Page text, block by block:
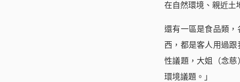
在自然環境、親近土
還有一區是食品類
西，都是客人用過
性議題，大姐（念慈
環境議題。」